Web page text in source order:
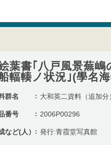
葉書｢八戸風景蕪嶋
輻輳ノ状況｣(學名
群名 大和英二資料（追加分
番号 2006P00296
など(人） 発行:青霞堂写真館